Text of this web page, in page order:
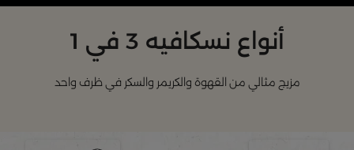
أنواع نسكافيه 3 في 1
مزيج مثالي من القهوة والكريمر والسكر في ظرف واحد